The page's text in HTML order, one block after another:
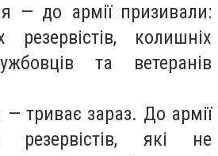
— до армії призивали:
резервістів, колишніх
та ветеранів
— триває зараз. До армії
резервістів, які не